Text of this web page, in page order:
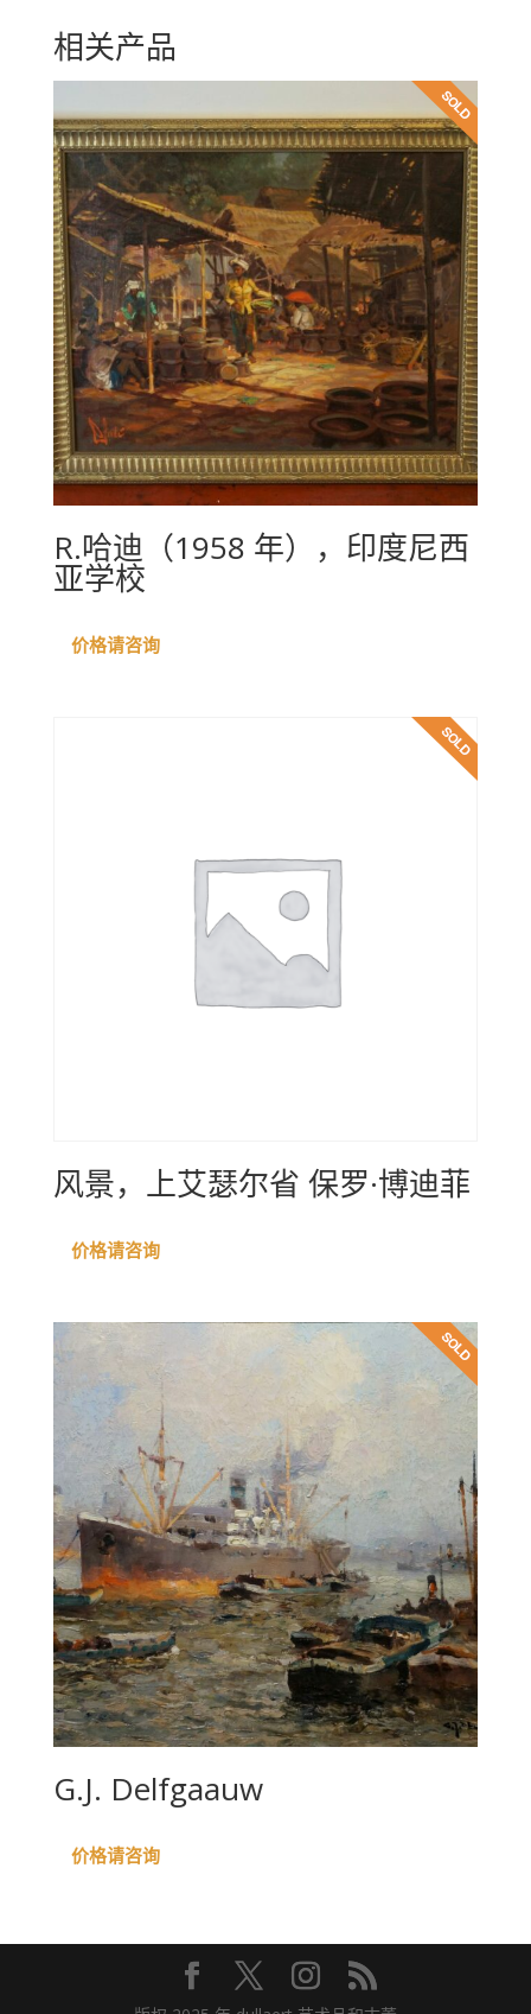
相关产品
R.哈迪（1958 年），印度尼西
亚学校
价格请咨询
风景，上艾瑟尔省 保罗·博迪菲
价格请咨询
G.J. Delfgaauw
价格请咨询